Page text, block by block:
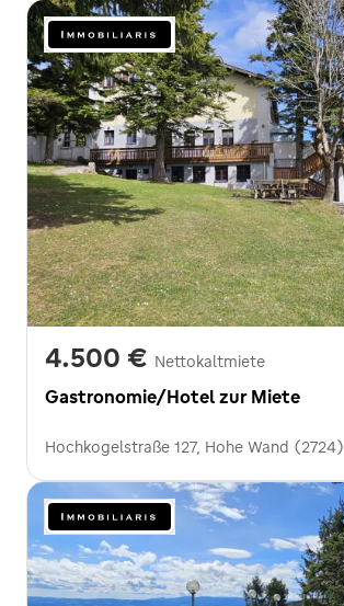
4.500 € Nettokaltmiete
Gastronomie/Hotel zur Miete
Hochkogelstraße 127, Hohe Wand (2724)